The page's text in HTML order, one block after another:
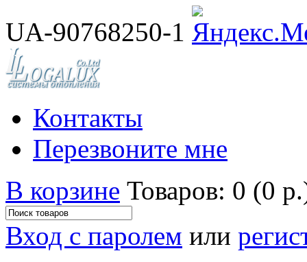
UA-90768250-1
Контакты
Перезвоните мне
В корзине Товаров: 0 (0
Вход с паролем или